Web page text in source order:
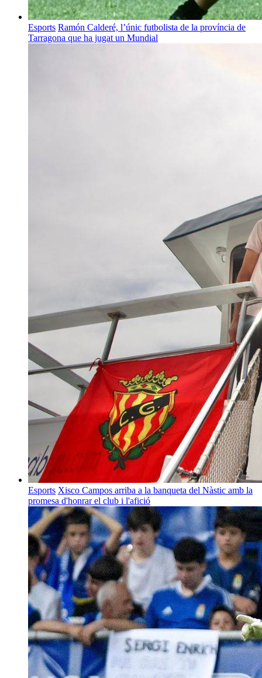
Esports Ramón Calderé, l’únic futbolista de la província de
Tarragona que ha jugat un Mundial
Esports Xisco Campos arriba a la banqueta del Nàstic amb la
promesa d'honrar el club i l'afició